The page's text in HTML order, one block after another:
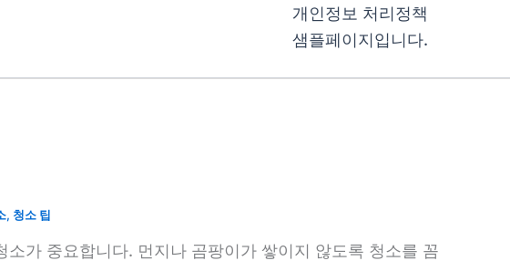
개인정보 처리정책
샘플페이지입니다.
, 청소 팁
가 중요합니다. 먼지나 곰팡이가 쌓이지 않도록 청소를 꼼